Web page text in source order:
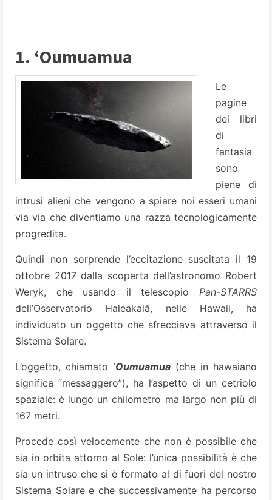
1. ‘Oumuamua
Le
pagine
dei libri
di
fantasia
sono
piene di
intrusi alieni che vengono a spiare noi esseri umani
via via che diventiamo una razza tecnologicamente
progredita.
Quindi non sorprende l’eccitazione suscitata il 19
ottobre 2017 dalla scoperta dell’astronomo Robert
Weryk, che usando il telescopio Pan-STARRS
dell’Osservatorio Haleakalā, nelle Hawaii, ha
individuato un oggetto che sfrecciava attraverso il
Sistema Solare.
L’oggetto, chiamato ‘Oumuamua (che in hawaiano
significa “messaggero”), ha l’aspetto di un cetriolo
spaziale: è lungo un chilometro ma largo non più di
167 metri.
Procede così velocemente che non è possibile che
sia in orbita attorno al Sole: l’unica possibilità è che
sia un intruso che si è formato al di fuori del nostro
Sistema Solare e che successivamente ha percorso